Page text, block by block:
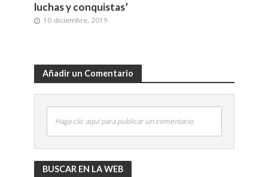
luchas y conquistas’
10 diciembre, 2019
Añadir un Comentario
Haga clic aquí para publicar un comentario
BUSCAR EN LA WEB